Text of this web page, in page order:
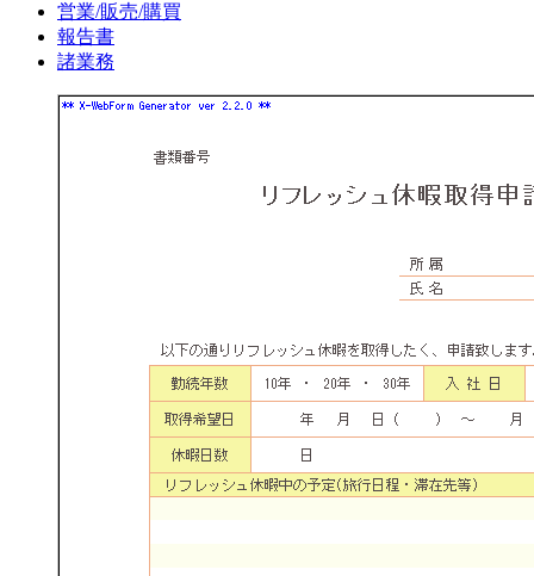
営業/販売/購買
報告書
諸業務